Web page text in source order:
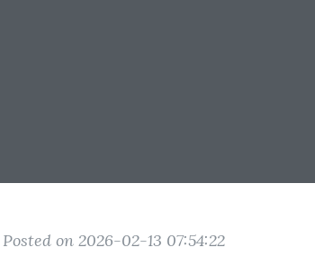
Posted on 2026-02-13 07:54:22